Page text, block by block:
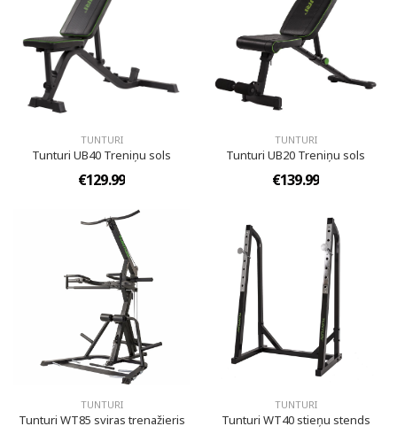
TUNTURI
Tunturi UB40 Treniņu sols
€129.99
TUNTURI
Tunturi UB20 Treniņu sols
€139.99
TUNTURI
Tunturi WT85 sviras trenažieris
TUNTURI
Tunturi WT40 stieņu stends